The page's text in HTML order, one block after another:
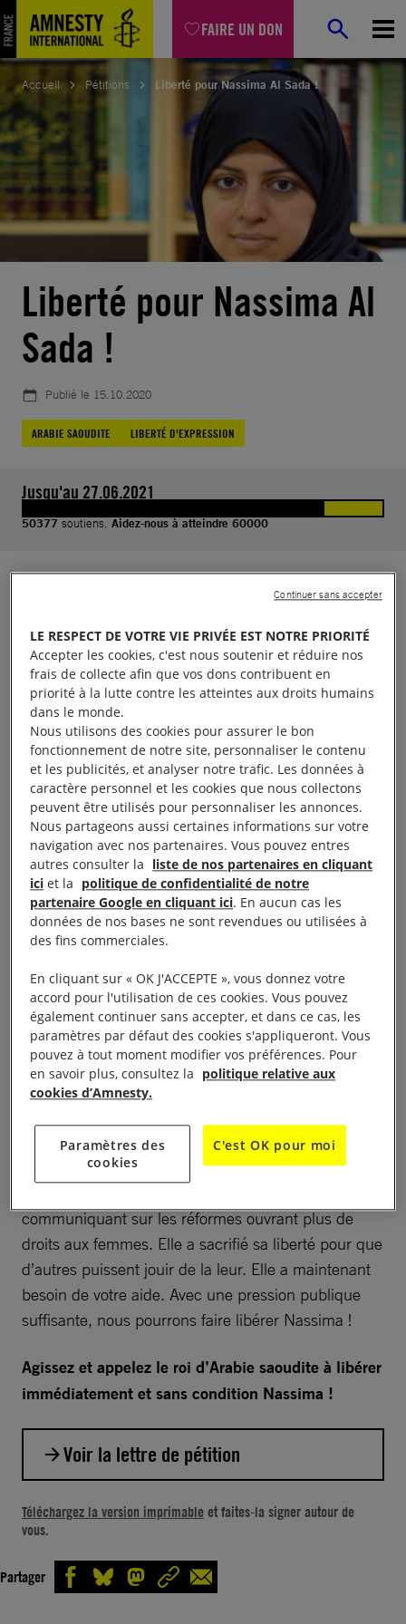
FAIRE UN DON
Aller
au
contenu
Accueil Pétitions Liberté pour Nassima Al Sada !
Liberté pour Nassima Al
Sada !
Publié le 15.10.2020
ARABIE SAOUDITE LIBERTÉ D'EXPRESSION
Jusqu'au 27.06.2021
50377 soutiens. Aidez-nous à atteindre 60000
Au moment même où l’Arabie saoudite mettait fin à
conduire, le régime saoudien jetait en prison toutes
celles qui s’étaient battues pendant des années
pour obtenir ce droit. Une douzaine d’activistes de
premier plan sont arrêtées entre mai et juillet 2018,
parmi lesquelles Nassima al Sada.
Cette femme courageuse a consacré sa vie à faire
campagne pour les droits des minorités et les droits
des femmes dans son pays. Elle a même tenté en
2015 de se présenter aux élections municipales,
ouvertes aux femmes pour la première fois en
Arabie saoudite. Arrêtée en 2018 en raison de son
travail de défense des droits humains, elle a été
an. Aujourd’hui Nassima n’est plus à l’isolement et a
quelques contacts, trop rares, avec son avocat et
ses proches.
Pendant que Nassima et d’autres militants
raison de leur travail pour la défense des droits
humains, les autorités saoudiennes tentent de
communiquant sur les réformes ouvrant plus de
droits aux femmes. Elle a sacrifié sa liberté pour que
d’autres puissent jouir de la leur. Elle a maintenant
besoin de votre aide. Avec une pression publique
suffisante, nous pourrons faire libérer Nassima !
Agissez et appelez le roi d’Arabie saoudite à libérer
immédiatement et sans condition Nassima !
Voir la lettre de pétition
l’attention sur les réformes relatives aux droits
des femmes, comme par exemple la levée de
Téléchargez la version imprimable et faites-la signer autour de
vous.
Partager
LE RESPECT DE VOTRE VIE PRIVÉE EST NOTRE PRIORITÉ
Accepter les cookies, c'est nous soutenir et réduire nos
frais de collecte afin que vos dons contribuent en
priorité à la lutte contre les atteintes aux droits humains
dans le monde.
Nous utilisons des cookies pour assurer le bon
fonctionnement de notre site, personnaliser le contenu
et les publicités, et analyser notre trafic. Les données à
caractère personnel et les cookies que nous collectons
peuvent être utilisés pour personnaliser les annonces.
Nous partageons aussi certaines informations sur votre
navigation avec nos partenaires. Vous pouvez entres
autres consulter la liste de nos partenaires en cliquant
ici et la politique de confidentialité de notre
partenaire Google en cliquant ici. En aucun cas les
données de nos bases ne sont revendues ou utilisées à
des fins commerciales.
En cliquant sur « OK J'ACCEPTE », vous donnez votre
accord pour l'utilisation de ces cookies. Vous pouvez
également continuer sans accepter, et dans ce cas, les
paramètres par défaut des cookies s'appliqueront. Vous
pouvez à tout moment modifier vos préférences. Pour
en savoir plus, consultez la politique relative aux
cookies d’Amnesty.
Paramètres des
cookies
C'est OK pour moi
Continuer sans accepter